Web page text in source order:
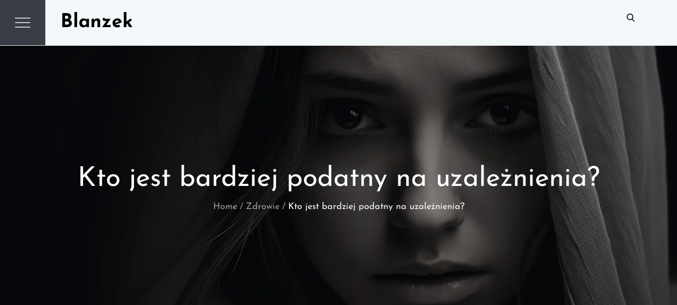
Blanzek
Kto jest bardziej podatny na uzależnienia?
Home Zdrowie Kto jest bardziej podatny na uzależnienia?